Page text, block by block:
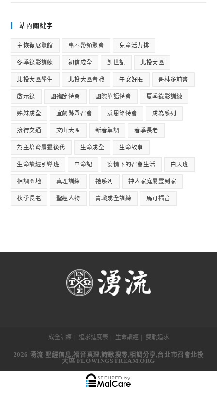
站內關鍵字
主恢復展覽館 事奉帶領聚會 兒童活力排
冬季錄影訓練 初信成全 創世記 北投大區
北投大區學生 北投大區青職 午安好眠 哥林多前書
啟示錄 國殤節特會 國際華語特會 夏季錄影訓練
姊妹成全 宜蘭縣眾召會 感恩節特會 成為系列
接待交通 文山大區 新春集調 春季長老
為主培育屬靈後代 生命成全 生命故事
生命讀經引導班 申命記 疫情下的召會生活 白天班
相調園地 真理訓練 祂系列 神人家庭屬靈到家
秋季長老 聖經人物 青職成全訓練 馬可福音
成全訓練 追求進度表 生命讀經 雙軌追求
2026 湧流-聖經信息,福音真理,詩歌搜尋,相調分享,台北市召會北投
大區 FLOWINGSTREAM.ORG